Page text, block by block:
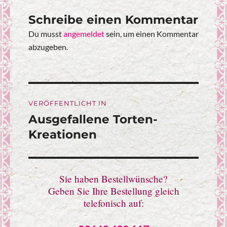
Schreibe einen Kommentar
Du musstangemeldetsein, um einen Kommentar
abzugeben.
Beitragsnavigation
VERÖFFENTLICHT IN
Ausgefallene Torten-
Kreationen
Sie haben Bestellwünsche?
Geben Sie Ihre Bestellung gleich
telefonisch auf: